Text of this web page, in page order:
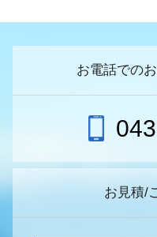
お電話での
お見積/